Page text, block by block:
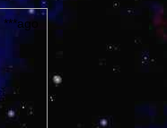
***ago